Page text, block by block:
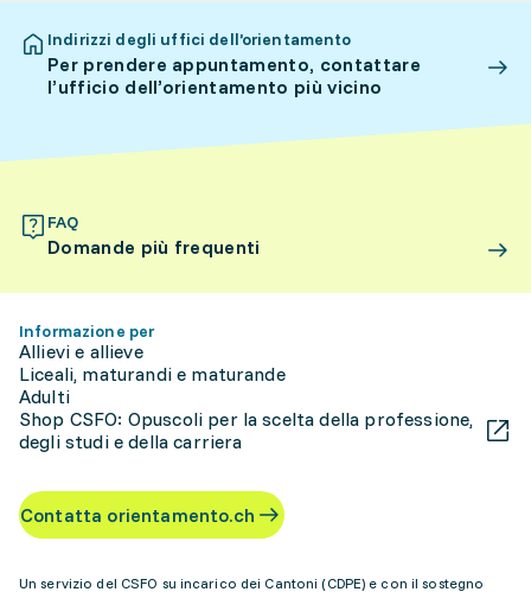
Indirizzi degli uffici dell’orientamento
Per prendere appuntamento, contattare
l’ufficio dell’orientamento più vicino
FAQ
Domande più frequenti
Informazione per
Allievi e allieve
Liceali, maturandi e maturande
Adulti
Shop CSFO: Opuscoli per la scelta della professione,
degli studi e della carriera
Contatta orientamento.ch
Un servizio del CSFO su incarico dei Cantoni (CDPE) e con il sostegno